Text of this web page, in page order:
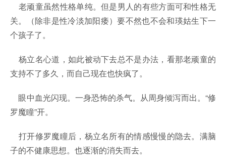
老顽童虽然性格单纯。但是男人的有些方面可和性格无
关。（除非是性冷淡加阳痿）要不然也不会和瑛姑生下一
个孩子了。
杨立名心道，如此被动下去总不是办法，看那老顽童的
支持不了多久，而自己现在也快疯了。
眼中血光闪现。一身恐怖的杀气。从周身倾泻而出。“修
罗魔瞳”开。
打开修罗魔瞳后，杨立名所有的情感慢慢的隐去。满脑
子的不健康思想。也逐渐的消失而去。